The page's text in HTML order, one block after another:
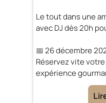
Le tout dans une
avec DJ dès 20h
📅 26 décembre
Réservez vite
expérience